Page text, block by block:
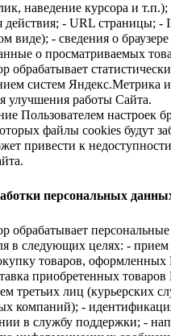
наведение курсора и
- URL страницы; -
виде); - сведения о
о просматриваемых
обрабатывает
систем Яндекс.Метрика
улучшения работы Сайта.
Пользователем настроек
файлы cookies будут
привести к
персональных
обрабатывает
в следующих целях: - прием
товаров, оформленных
приобретенных
третьих лиц (курьерских
компаний); -
в службу поддержки; -